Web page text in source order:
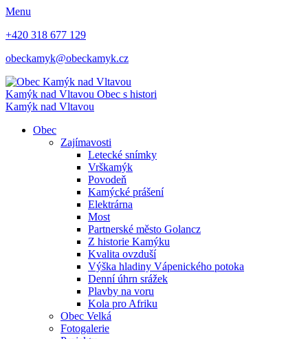
Menu
+420 318 677 129
obeckamyk@obeckamyk.cz
Kamýk nad Vltavou Obec s histori
Kamýk nad Vltavou
Obec
Zajímavosti
Letecké snímky
Vrškamýk
Povodeň
Kamýcké prášení
Elektrárna
Most
Partnerské město Golancz
Z historie Kamýku
Kvalita ovzduší
Výška hladiny Vápenického potoka
Denní úhrn srážek
Plavby na voru
Kola pro Afriku
Obec Velká
Fotogalerie